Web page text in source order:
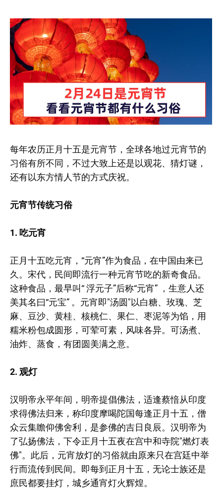
每年农历正月十五是元宵节，全球各地过元宵节的
习俗有所不同，不过大致上还是以观花、猜灯谜，
还有以东方情人节的方式庆祝。
元宵节传统习俗
1. 吃元宵
正月十五吃元宵，“元宵”作为食品，在中国由来已
久。宋代，民间即流行一种元宵节吃的新奇食品。
这种食品，最早叫“ 浮元子”后称“元宵” ，生意人还
美其名曰“元宝” 。元宵即"汤圆"以白糖、玫瑰、芝
麻、豆沙、黄桂、核桃仁、果仁、枣泥等为馅，用
糯米粉包成圆形，可荤可素，风味各异。可汤煮、
油炸、蒸食，有团圆美满之意。
2. 观灯
汉明帝永平年间，明帝提倡佛法，适逢蔡愔从印度
求得佛法归来，称印度摩喝陀国每逢正月十五，僧
众云集瞻仰佛舍利，是参佛的吉日良辰。汉明帝为
了弘扬佛法，下令正月十五夜在宫中和寺院"燃灯表
佛"。此后，元宵放灯的习俗就由原来只在宫廷中举
行而流传到民间。即每到正月十五，无论士族还是
庶民都要挂灯，城乡通宵灯火辉煌。